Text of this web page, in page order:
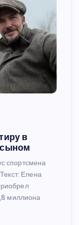
в
спортсмена
Елена
миллиона